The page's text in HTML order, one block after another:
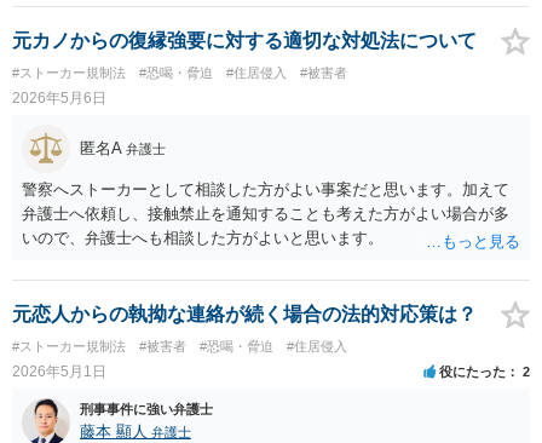
元カノからの復縁強要に対する適切な対処法について
#ストーカー規制法 #恐喝・脅迫 #住居侵入 #被害者
2026年5月6日
匿名A 弁護士
警察へストーカーとして相談した方がよい事案だと思います。加えて
弁護士へ依頼し、接触禁止を通知することも考えた方がよい場合が多
いので、弁護士へも相談した方がよいと思います。
元恋人からの執拗な連絡が続く場合の法的対応策は？
#ストーカー規制法 #被害者 #恐喝・脅迫 #住居侵入
2026年5月1日 役にたった 2
刑事事件に強い弁護士
藤本 顯人 弁護士